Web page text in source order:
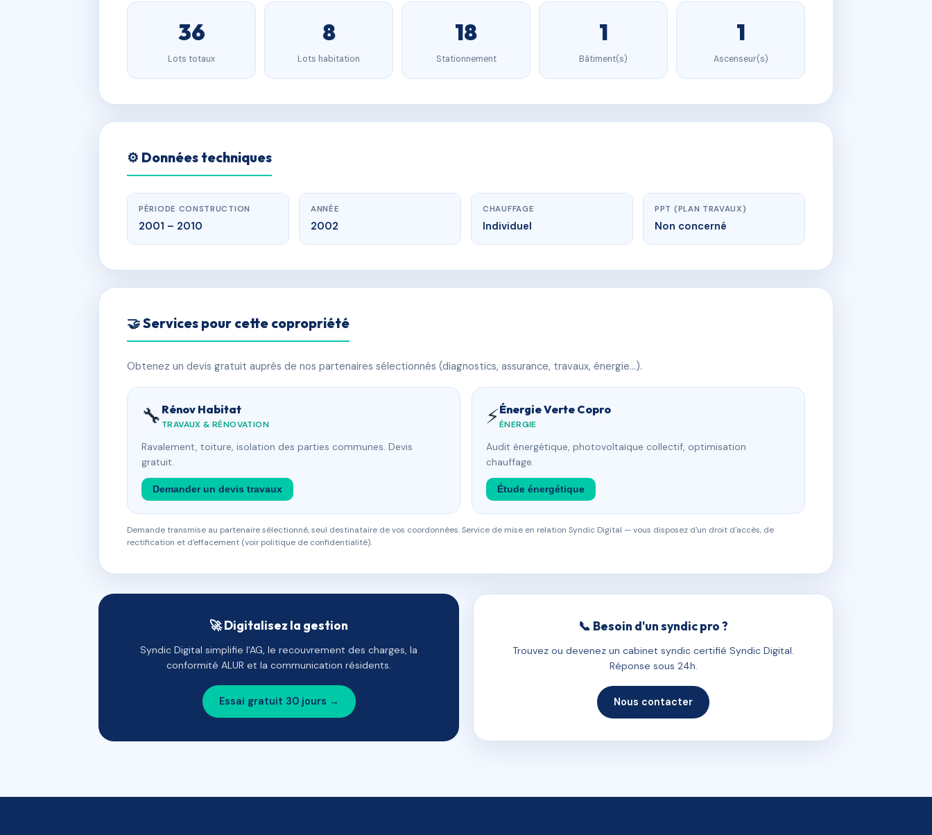
36
Lots totaux
8
Lots habitation
18
Stationnement
1
Bâtiment(s)
1
Ascenseur(s)
⚙️ Données techniques
PÉRIODE CONSTRUCTION
2001 – 2010
ANNÉE
2002
CHAUFFAGE
Individuel
PPT (PLAN TRAVAUX)
Non concerné
🤝 Services pour cette copropriété
Obtenez un devis gratuit auprès de nos partenaires sélectionnés (diagnostics, assurance, travaux, énergie…).
🔧 Rénov Habitat
TRAVAUX & RÉNOVATION
Ravalement, toiture, isolation des parties communes. Devis
gratuit.
Demander un devis travaux
⚡Énergie Verte Copro
ÉNERGIE
Audit énergétique, photovoltaïque collectif, optimisation
chauffage.
Étude énergétique
Demande transmise au partenaire sélectionné, seul destinataire de vos coordonnées. Service de mise en relation Syndic Digital — vous disposez d'un droit d'accès, de
rectification et d'effacement (voir politique de confidentialité).
🚀 Digitalisez la gestion
Syndic Digital simplifie l'AG, le recouvrement des charges, la
conformité ALUR et la communication résidents.
Essai gratuit 30 jours →
📞 Besoin d'un syndic pro ?
Trouvez ou devenez un cabinet syndic certifié Syndic Digital.
Réponse sous 24h.
Nous contacter